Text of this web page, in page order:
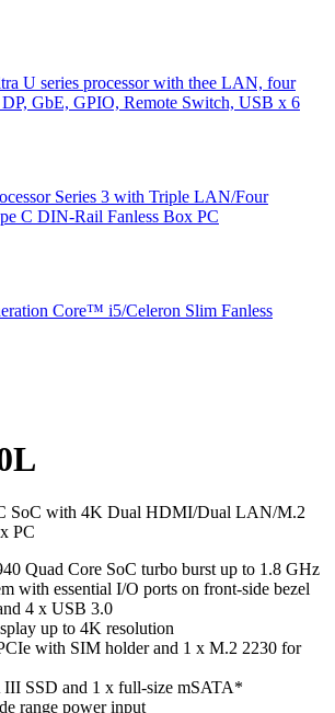
U series processor with thee LAN, four
GbE, GPIO, Remote Switch, USB x 6
Series 3 with Triple LAN/Four
C DIN-Rail Fanless Box PC
Core™ i5/Celeron Slim Fanless
SoC with 4K Dual HDMI/Dual LAN/M.2
PC
Quad Core SoC turbo burst up to 1.8 GHz
with essential I/O ports on front-side bezel
4 x USB 3.0
up to 4K resolution
with SIM holder and 1 x M.2 2230 for
III SSD and 1 x full-size mSATA*
range power input